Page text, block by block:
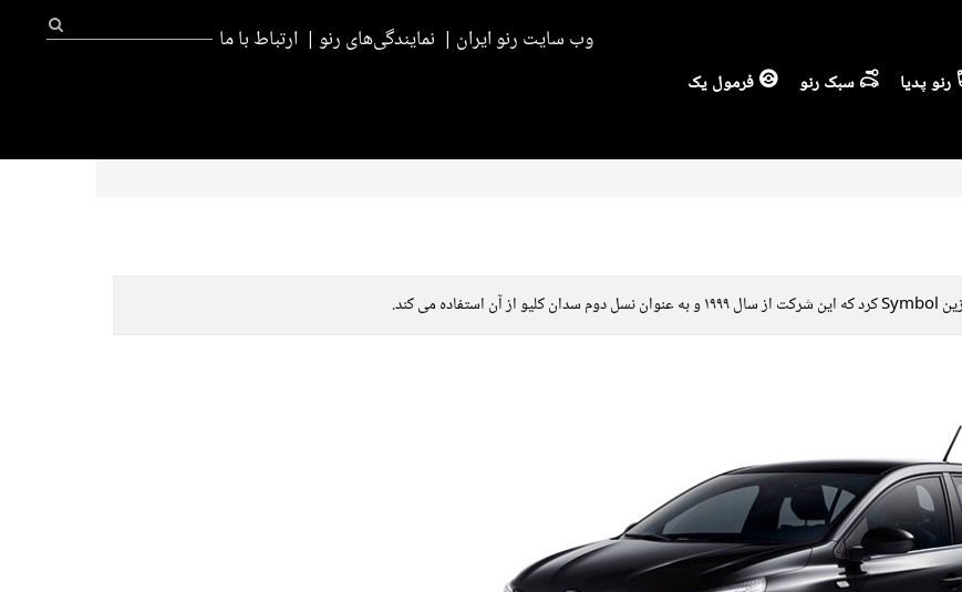
وب سایت رنو ایران نمایندگی‌های رنو ارتباط با ما
رنو پدیا سبک رنو فرمول یک